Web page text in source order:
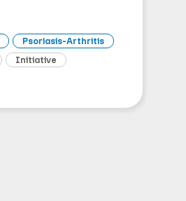
Psoriasis-Arthritis
Initiative